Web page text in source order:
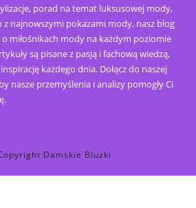
porad na temat luksusowej mody,
z najnowszymi pokazami mody, nasz blog
miłośnikach mody na każdym poziomie
są pisane z pasją i fachową wiedzą,
każdego dnia. Dołącz do naszej
nasze przemyślenia i analizy pomogły Ci
Damskie Bluzki